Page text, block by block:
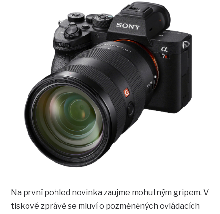
Na první pohled novinka zaujme mohutným gripem. V
tiskové zprávě se mluví o pozměněných ovládacích